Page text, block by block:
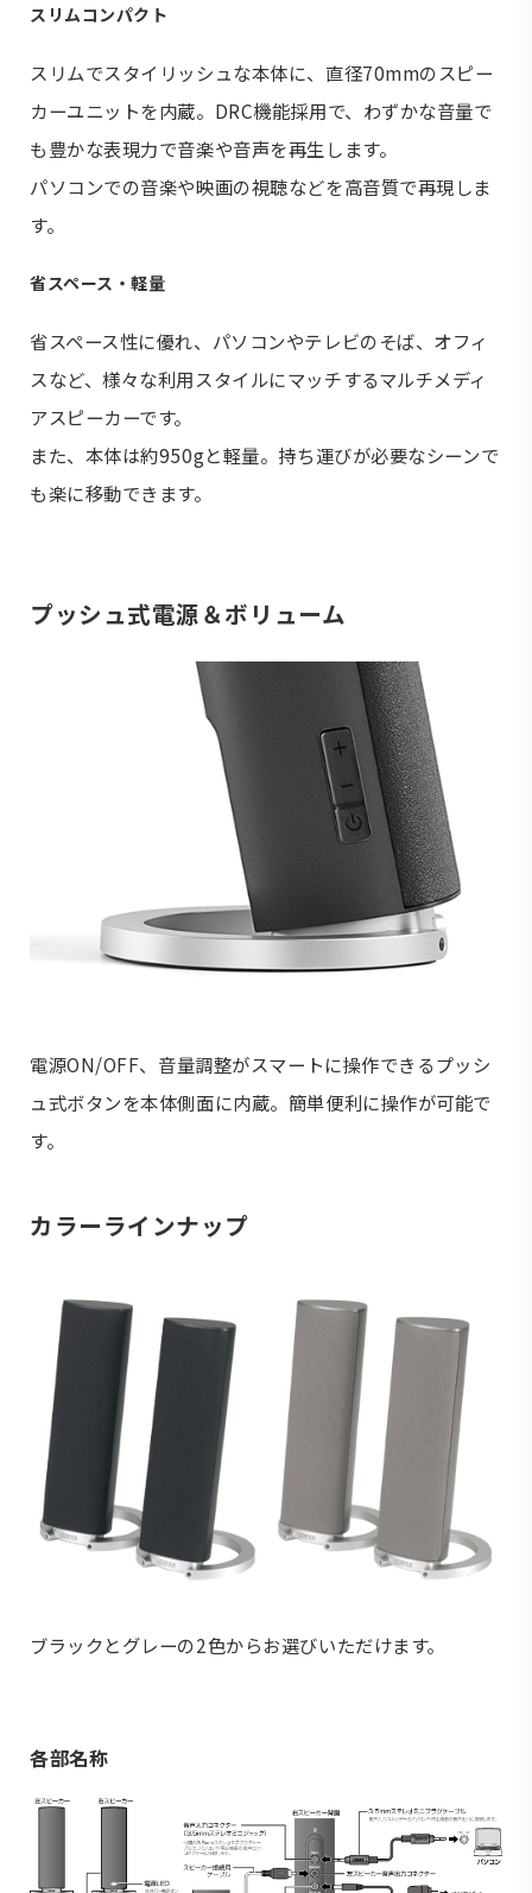
スリムコンパクト
スリムでスタイリッシュな本体に、直径70mmのスピー
カーユニットを内蔵。DRC機能採用で、わずかな音量で
も豊かな表現力で音楽や音声を再生します。
パソコンでの音楽や映画の視聴などを高音質で再現しま
す。
省スペース・軽量
省スペース性に優れ、パソコンやテレビのそば、オフィ
スなど、様々な利用スタイルにマッチするマルチメディ
アスピーカーです。
また、本体は約950gと軽量。持ち運びが必要なシーンで
も楽に移動できます。
プッシュ式電源＆ボリューム
電源ON/OFF、音量調整がスマートに操作できるプッシ
ュ式ボタンを本体側面に内蔵。簡単便利に操作が可能で
す。
カラーラインナップ
ブラックとグレーの2色からお選びいただけます。
各部名称